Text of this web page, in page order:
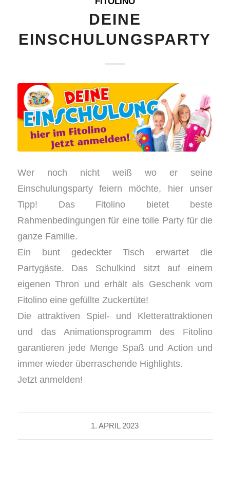
DEINE
EINSCHULUNGSPARTY
Wer noch nicht weiß wo er seine
Einschulungsparty feiern möchte, hier unser
Tipp! Das Fitolino bietet beste
Rahmenbedingungen für eine tolle Party für die
ganze Familie.
Ein bunt gedeckter Tisch erwartet die
Partygäste. Das Schulkind sitzt auf einem
eigenen Thron und erhält als Geschenk vom
Fitolino eine gefüllte Zuckertüte!
Die attraktiven Spiel- und Kletterattraktionen
und das Animationsprogramm des Fitolino
garantieren jede Menge Spaß und Action und
immer wieder überraschende Highlights.
Jetzt anmelden!
1. APRIL 2023